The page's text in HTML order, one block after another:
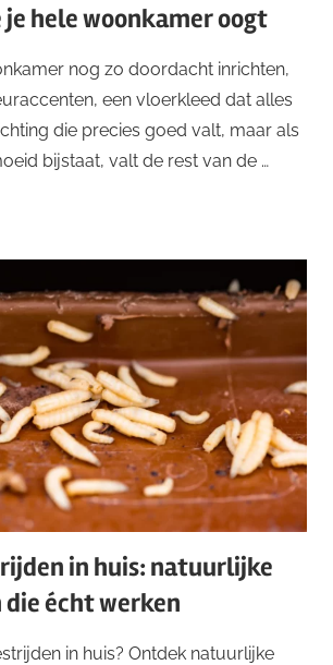
hele woonkamer oogt
nog zo doordacht inrichten,
een vloerkleed dat alles
die precies goed valt, maar als
bijstaat, valt de rest van de …
in huis: natuurlijke
écht werken
in huis? Ontdek natuurlijke